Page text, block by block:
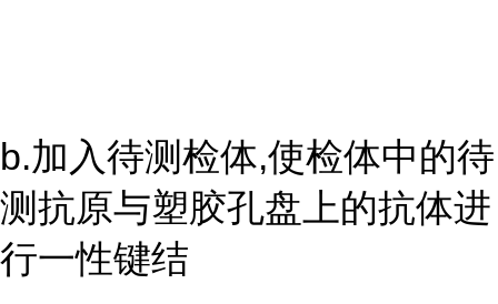
b.加入待测检体,使检体中的待
测抗原与塑胶孔盘上的抗体进
行一性键结